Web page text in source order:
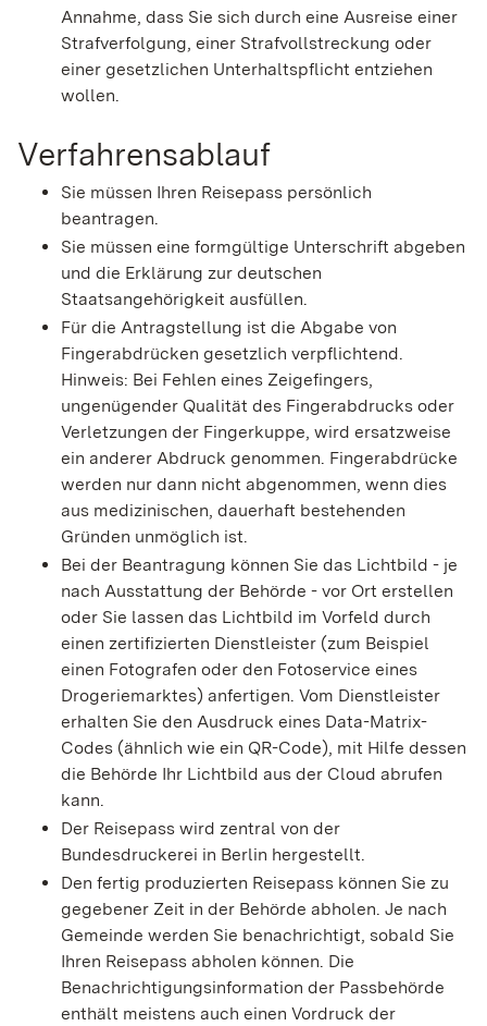
Annahme, dass Sie sich durch eine Ausreise einer
Strafverfolgung, einer Strafvollstreckung oder
einer gesetzlichen Unterhaltspflicht entziehen
wollen.
Verfahrensablauf
Sie müssen Ihren Reisepass persönlich
beantragen.
Sie müssen eine formgültige Unterschrift abgeben
und die Erklärung zur deutschen
Staatsangehörigkeit ausfüllen.
Für die Antragstellung ist die Abgabe von
Fingerabdrücken gesetzlich verpflichtend.
Hinweis: Bei Fehlen eines Zeigefingers,
ungenügender Qualität des Fingerabdrucks oder
Verletzungen der Fingerkuppe, wird ersatzweise
ein anderer Abdruck genommen. Fingerabdrücke
werden nur dann nicht abgenommen, wenn dies
aus medizinischen, dauerhaft bestehenden
Gründen unmöglich ist.
Bei der Beantragung können Sie das Lichtbild - je
nach Ausstattung der Behörde - vor Ort erstellen
oder Sie lassen das Lichtbild im Vorfeld durch
einen zertifizierten Dienstleister (zum Beispiel
einen Fotografen oder den Fotoservice eines
Drogeriemarktes) anfertigen. Vom Dienstleister
erhalten Sie den Ausdruck eines Data-Matrix-
Codes (ähnlich wie ein QR-Code), mit Hilfe dessen
die Behörde Ihr Lichtbild aus der Cloud abrufen
kann.
Der Reisepass wird zentral von der
Bundesdruckerei in Berlin hergestellt.
Den fertig produzierten Reisepass können Sie zu
gegebener Zeit in der Behörde abholen. Je nach
Gemeinde werden Sie benachrichtigt, sobald Sie
Ihren Reisepass abholen können. Die
Benachrichtigungsinformation der Passbehörde
enthält meistens auch einen Vordruck der